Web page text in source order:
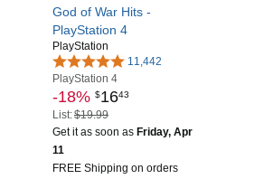
God of War Hits -
PlayStation 4
PlayStation
11,442
PlayStation 4
-18% $1643
List:$19.99
Get it as soon as Friday, Apr
11
FREE Shipping on orders